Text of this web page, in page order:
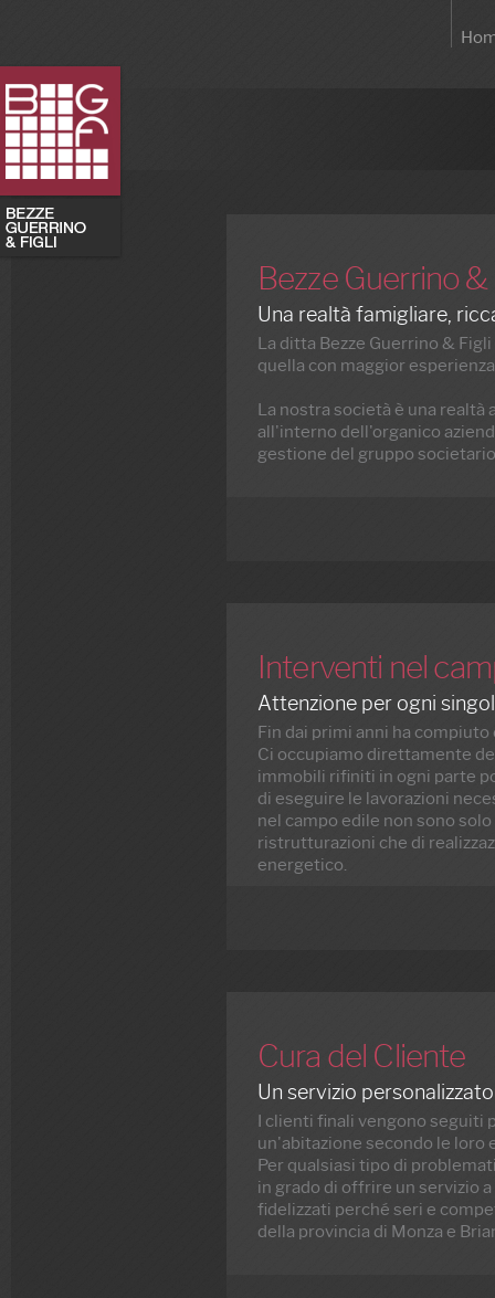
Bezze Guerrino &
Una realtà famigliare,
La ditta Bezze Guerrino &
quella con maggior
La nostra società è una
all'interno dell'organico
gestione del gruppo
Interventi nel
Attenzione per ogni
Fin dai primi anni ha
Ci occupiamo direttamente
immobili rifiniti in ogni parte
di eseguire le lavorazioni
nel campo edile non sono
ristrutturazioni che di
energetico.
Cura del Cliente
Un servizio
I clienti finali vengono seguiti
un'abitazione secondo le loro
Per qualsiasi tipo di
in grado di offrire un servizio
fidelizzati perché seri e
della provincia di Monza e